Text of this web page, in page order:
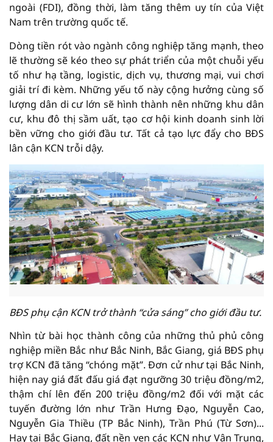
ngoài (FDI), đồng thời, làm tăng thêm uy tín của Việt
Nam trên trường quốc tế.
Dòng tiền rót vào ngành công nghiệp tăng mạnh, theo
lẽ thường sẽ kéo theo sự phát triển của một chuỗi yếu
tố như hạ tầng, logistic, dịch vụ, thương mại, vui chơi
giải trí đi kèm. Những yếu tố này cộng hưởng cùng số
lượng dân di cư lớn sẽ hình thành nên những khu dân
cư, khu đô thị sầm uất, tạo cơ hội kinh doanh sinh lời
bền vững cho giới đầu tư. Tất cả tạo lực đẩy cho BĐS
lân cận KCN trỗi dậy.
BĐS phụ cận KCN trở thành “cửa sáng” cho giới đầu tư.
Nhìn từ bài học thành công của những thủ phủ công
nghiệp miền Bắc như Bắc Ninh, Bắc Giang, giá BĐS phụ
trợ KCN đã tăng “chóng mặt”. Đơn cử như tại Bắc Ninh,
hiện nay giá đất đấu giá đạt ngưỡng 30 triệu đồng/m2,
thậm chí lên đến 200 triệu đồng/m2 đối với mặt các
tuyến đường lớn như Trần Hưng Đạo, Nguyễn Cao,
Nguyễn Gia Thiều (TP Bắc Ninh), Trần Phú (Từ Sơn)...
Hay tại Bắc Giang, đất nền ven các KCN như Vân Trung,